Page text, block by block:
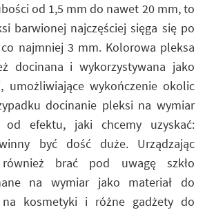
od 1,5 mm do nawet 20 mm, to
barwionej najczęściej sięga się po
najmniej 3 mm. Kolorowa pleksa
docinana i wykorzystywana jako
umożliwiające wykończenie okolic
docinanie pleksi na wymiar
od efektu, jaki chcemy uzyskać:
być dość duże. Urządzając
brać pod uwagę szkło
na wymiar jako materiał do
na kosmetyki i różne gadżety do